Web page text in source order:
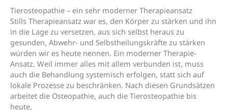
Tierosteopathie – ein sehr moderner Therapieansatz
Stills Therapieansatz war es, den Körper zu stärken und ihn
in die Lage zu versetzen, aus sich selbst heraus zu
gesunden, Abwehr- und Selbstheilungskräfte zu stärken
würden wir es heute nennen. Ein moderner Therapie-
Ansatz. Weil immer alles mit allem verbunden ist, muss
auch die Behandlung systemisch erfolgen, statt sich auf
lokale Prozesse zu beschränken. Nach diesen Grundsätzen
arbeitet die Osteopathie, auch die Tierosteopathie bis
heute.